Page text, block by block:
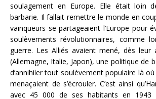
soulagement en Europe. Elle était loin
barbarie. Il fallait remettre le monde en
vainqueurs se partageaient l’Europe pour
soulèvements révolutionnaires, comme
guerre. Les Alliés avaient mené, dès leur
(Allemagne, Italie, Japon), une politique de
d’annihiler tout soulèvement populaire là où
menaçaient de s’écrouler. C’est ainsi
avec 45 000 de ses habitants en 1943